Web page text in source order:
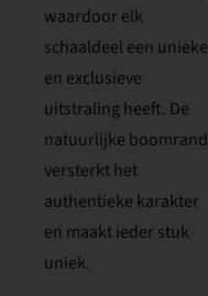
waardoor elk
schaaldeel een unieke
en exclusieve
uitstraling heeft. De
natuurlijke boomrand
versterkt het
authentieke karakter
en maakt ieder stuk
uniek.